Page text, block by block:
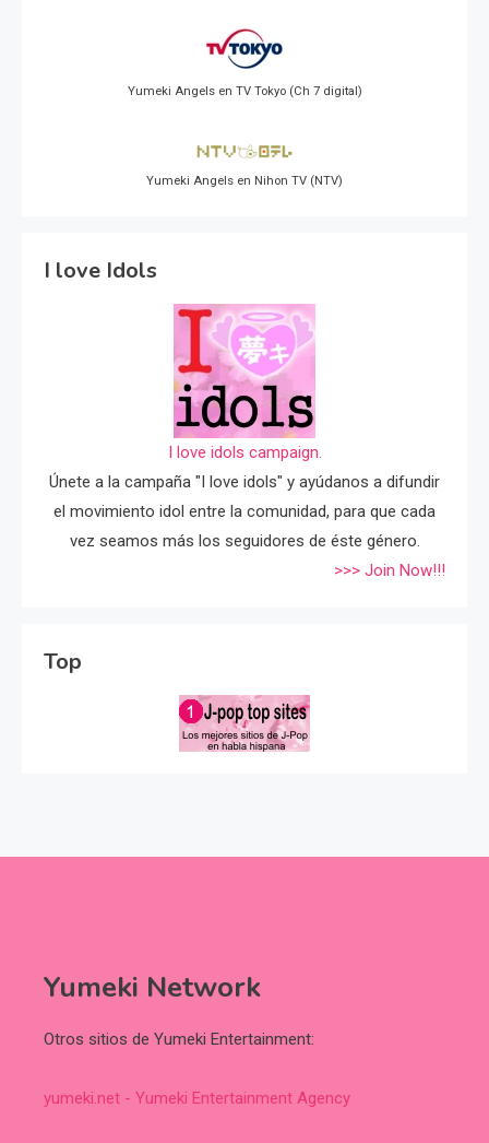
Yumeki Angels en TV Tokyo (Ch 7 digital)
Yumeki Angels en Nihon TV (NTV)
I love Idols
I love idols campaign.
Únete a la campaña "I love idols" y ayúdanos a difundir
el movimiento idol entre la comunidad, para que cada
vez seamos más los seguidores de éste género.
>>> Join Now!!!
Top
Yumeki Network
Otros sitios de Yumeki Entertainment:
yumeki.net - Yumeki Entertainment Agency